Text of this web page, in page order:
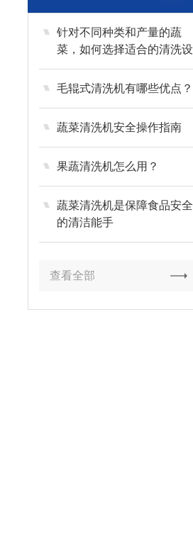
针对不同种类和产量的蔬
菜，如何选择适合的清洗设
备？
毛辊式清洗机有哪些优点？
蔬菜清洗机安全操作指南
果蔬清洗机怎么用？
蔬菜清洗机是保障食品安全
的清洁能手
查看全部